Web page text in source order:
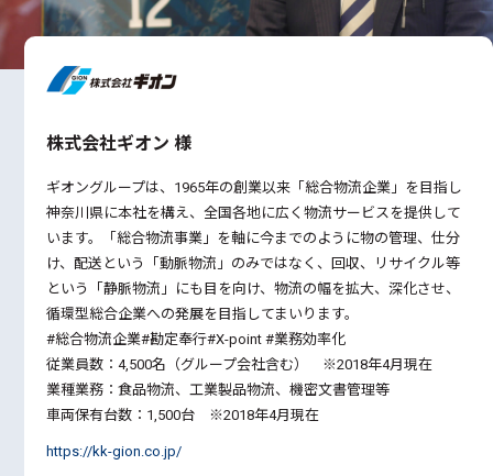
株式会社ギオン 様
ギオングループは、1965年の創業以来「総合物流企業」を目指し
神奈川県に本社を構え、全国各地に広く物流サービスを提供して
います。「総合物流事業」を軸に今までのように物の管理、仕分
け、配送という「動脈物流」のみではなく、回収、リサイクル等
という「静脈物流」にも目を向け、物流の幅を拡大、深化させ、
循環型総合企業への発展を目指してまいります。
#総合物流企業#勘定奉行#X-point #業務効率化
従業員数：4,500名（グループ会社含む） ※2018年4月現在
業種業務：食品物流、工業製品物流、機密文書管理等
車両保有台数：1,500台 ※2018年4月現在
https://kk-gion.co.jp/